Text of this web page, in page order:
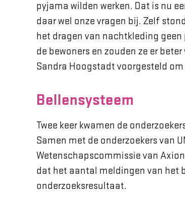
pyjama wilden werken. Dat is nu
daar wel onze vragen bij. Zelf
het dragen van nachtkleding
de bewoners en zouden ze er
Sandra Hoogstadt voorgesteld om
Bellensysteem
Twee keer kwamen de
Samen met de onderzoekers van
Wetenschapscommissie van
dat het aantal meldingen van het
onderzoeksresultaat.